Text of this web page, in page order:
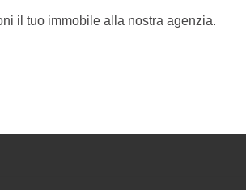
il tuo immobile alla nostra agenzia.